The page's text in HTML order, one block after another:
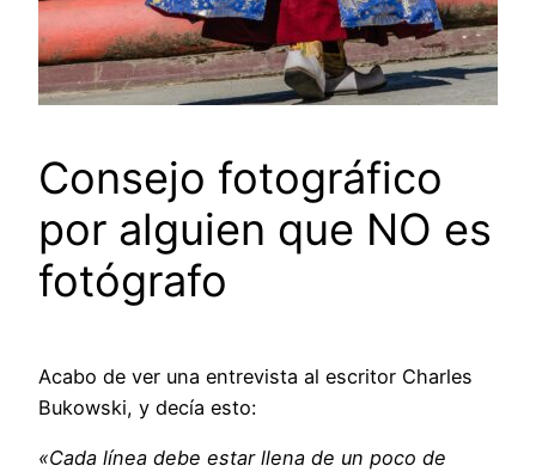
Consejo fotográfico
por alguien que NO es
fotógrafo
Acabo de ver una entrevista al escritor Charles
Bukowski, y decía esto:
«Cada línea debe estar llena de un poco de